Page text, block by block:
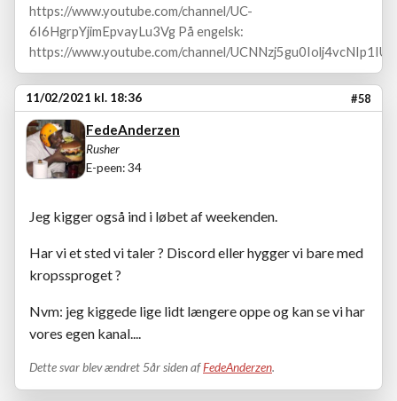
https://www.youtube.com/channel/UC-
6I6HgrpYjimEpvayLu3Vg På engelsk:
https://www.youtube.com/channel/UCNNzj5gu0Iolj4vcNIp1IUA
11/02/2021 kl. 18:36 #58
FedeAnderzen
Rusher
E-peen: 34
Jeg kigger også ind i løbet af weekenden.
Har vi et sted vi taler ? Discord eller hygger vi bare med
kropssproget ?
Nvm: jeg kiggede lige lidt længere oppe og kan se vi har
vores egen kanal....
Dette svar blev ændret 5år siden afFedeAnderzen.